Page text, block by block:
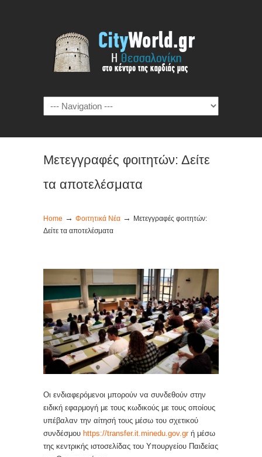
Μετεγγραφές φοιτητών: Δείτε
τα αποτελέσματα
Home → Φοιτητικά Νέα →
Μετεγγραφές φοιτητών:
Δείτε τα αποτελέσματα
Οι ενδιαφερόμενοι μπορούν να συνδεθούν στην
ειδική εφαρμογή με τους κωδικούς με τους οποίους
υπέβαλαν την αίτησή τους μέσω του σχετικού
συνδέσμου https://transfer.it.minedu.gov.grή μέσω
της κεντρικής ιστοσελίδας του Υπουργείου Παιδείας